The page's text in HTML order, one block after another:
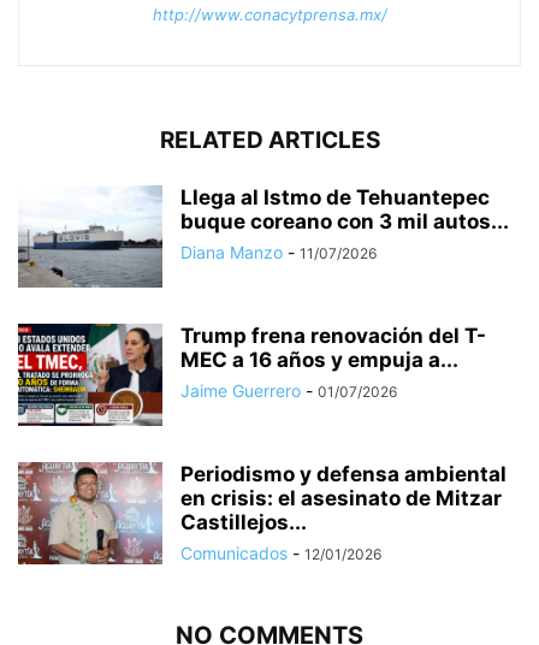
http://www.conacytprensa.mx/
RELATED ARTICLES
Llega al Istmo de Tehuantepec
buque coreano con 3 mil autos...
Diana Manzo - 11/07/2026
Trump frena renovación del T-
MEC a 16 años y empuja a...
Jaime Guerrero - 01/07/2026
Periodismo y defensa ambiental
en crisis: el asesinato de Mitzar
Castillejos...
Comunicados - 12/01/2026
NO COMMENTS